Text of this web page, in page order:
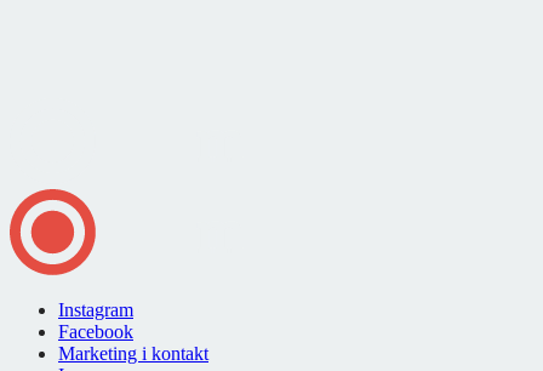
Instagram
Facebook
Marketing i kontakt